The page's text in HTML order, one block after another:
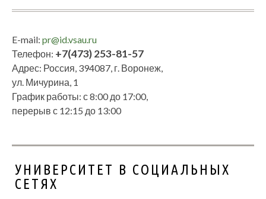
E-mail: pr@id.vsau.ru
Телефон: +7(473) 253-81-57
Адрес: Россия, 394087, г. Воронеж,
ул. Мичурина, 1
График работы: с 8:00 до 17:00,
перерыв с 12:15 до 13:00
УНИВЕРСИТЕТ В СОЦИАЛЬНЫХ
СЕТЯХ